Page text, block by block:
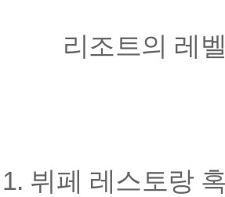
리조트의 레
1. 뷔페 레스토랑